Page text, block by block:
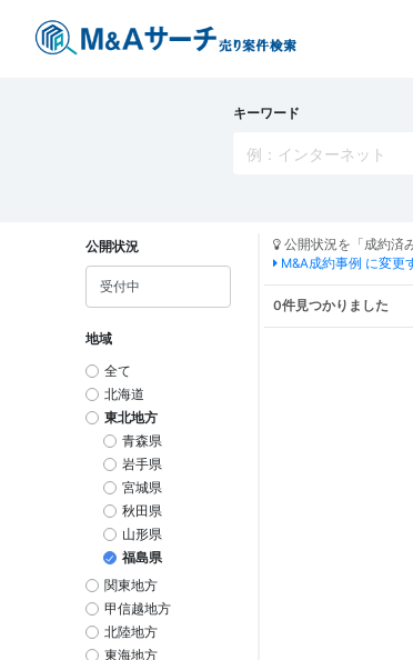
キーワード
公開状況
地域
全て
北海道
東北地方
青森県
岩手県
宮城県
秋田県
山形県
福島県
関東地方
甲信越地方
北陸地方
東海地方
公開状況を「成約済
M&A成約事例 に変更
0件見つかりました